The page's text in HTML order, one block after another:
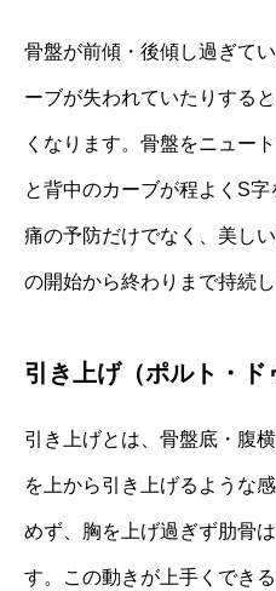
骨盤が前傾・後傾し過ぎて
ーブが失われていたりする
くなります。骨盤をニュー
と背中のカーブが程よくS
痛の予防だけでなく、美し
の開始から終わりまで持続し
引き上げ（ポルト・ド
引き上げとは、骨盤底・腹
を上から引き上げるような
めず、胸を上げ過ぎず肋骨
す。この動きが上手くでき